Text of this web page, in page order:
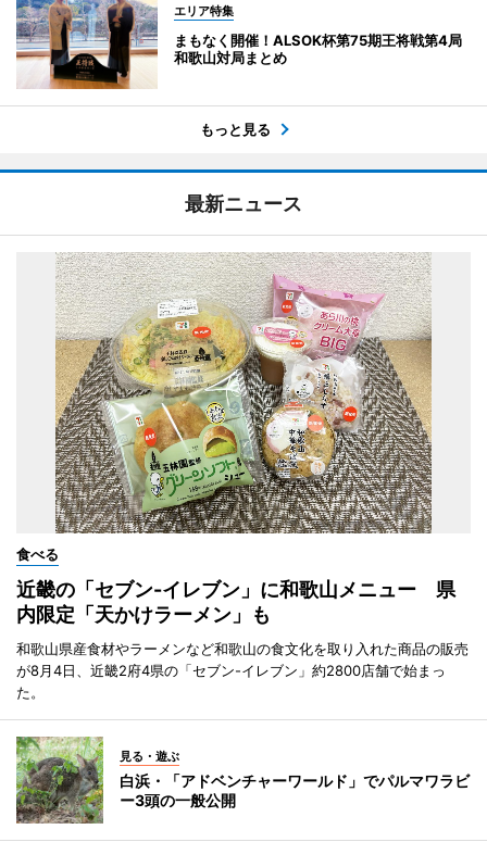
エリア特集
まもなく開催！ALSOK杯第75期王将戦第4局
和歌山対局まとめ
もっと見る
最新ニュース
食べる
近畿の「セブン-イレブン」に和歌山メニュー 県
内限定「天かけラーメン」も
和歌山県産食材やラーメンなど和歌山の食文化を取り入れた商品の販売
が8月4日、近畿2府4県の「セブン-イレブン」約2800店舗で始まっ
た。
見る・遊ぶ
白浜・「アドベンチャーワールド」でパルマワラビ
ー3頭の一般公開